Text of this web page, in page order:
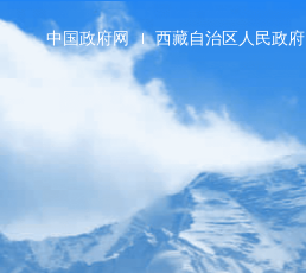
中国政府网 西藏自治区人民政府